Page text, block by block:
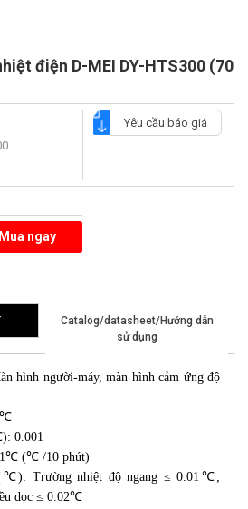
điện D-MEI DY-HTS300 (70
Yêu cầu báo giá
Mua ngay
Catalog/datasheet/Hướng dẫn
sử dụng
hình người-máy, màn hình cảm ứng độ
0.001
(℃ /10 phút)
Trường nhiệt độ ngang ≤ 0.01℃;
dọc ≤ 0.02℃